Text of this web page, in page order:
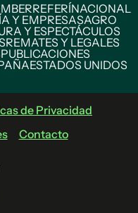
REFERÍNACIONAL
Y EMPRESASAGRO
Y ESPECTÁCULOS
REMATES Y LEGALES
PUBLICACIONES
ESTADOS UNIDOS
de Privacidad
Contacto